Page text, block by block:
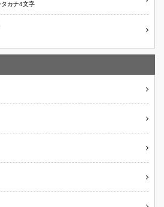
タカナ4文字